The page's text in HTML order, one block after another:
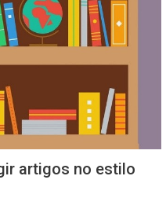
artigos no estilo